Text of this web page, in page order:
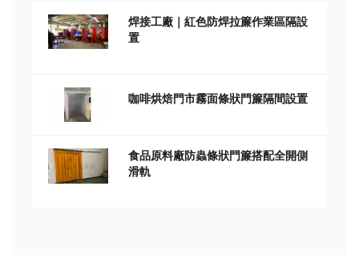
焊接工廠｜紅色防焊拉簾作業區隔設
置
咖啡烘焙門市霧面條狀門簾隔間設置
食品原料廠防蟲條狀門簾搭配全開側
滑軌